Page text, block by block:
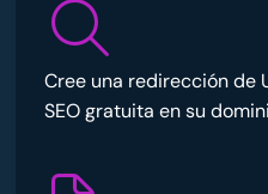
Cree una redirección de
SEO gratuita en su